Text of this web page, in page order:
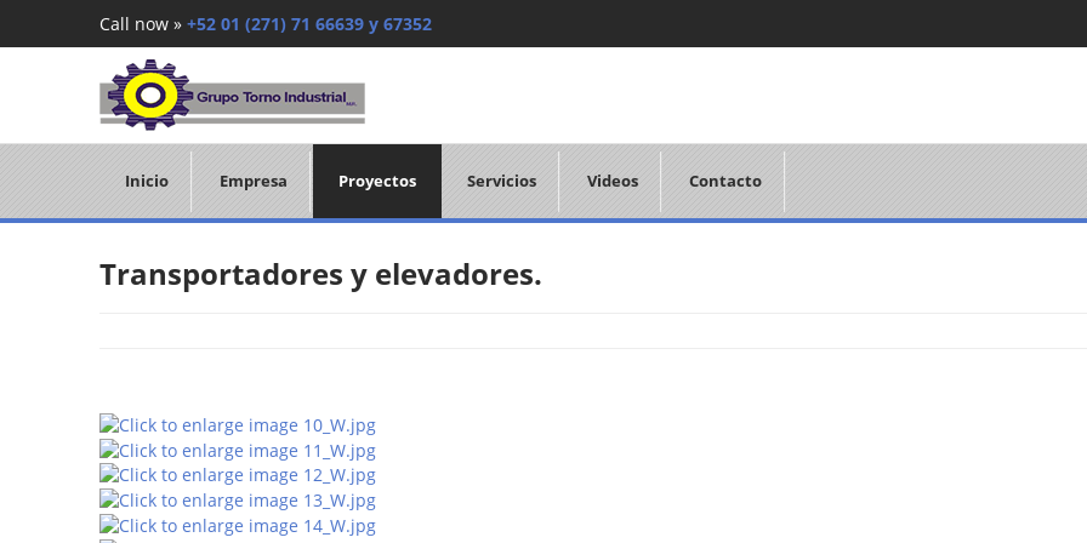
Call now » +52 01 (271) 71 66639 y 67352
Inicio Empresa Proyectos Servicios Videos Contacto
Transportadores y elevadores.